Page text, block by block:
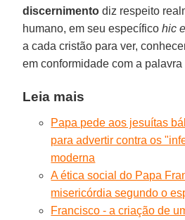
discernimento diz respeito
humano, em seu específicohic
a cada cristão para ver,
em conformidade com a palavra
Leia mais
Papa pede aos jesuítas
para advertir contra os
moderna
A ética social do Papa
misericórdia segundo o
Francisco - a criação de